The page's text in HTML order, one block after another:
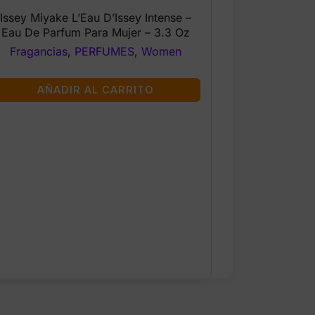
price
was:
$75.99.
price
is:
$59.99.
Issey Miyake L’Eau D’Issey Intense –
Eau De Parfum Para Mujer – 3.3 Oz
Fragancias, PERFUMES, Women
AÑADIR AL CARRITO